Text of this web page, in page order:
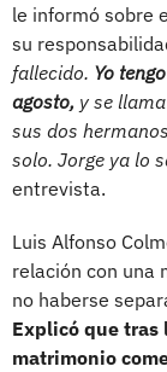
le informó sobre
su
fallecido. Yo
agosto, y se
sus dos
solo. Jorge ya lo
entrevista.
Luis Alfonso
relación con una
no haberse
Explicó que tras
matrimonio